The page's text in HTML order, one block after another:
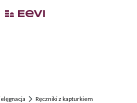
0. Zobacz szczegóły
Ręczniki z kapturkiem